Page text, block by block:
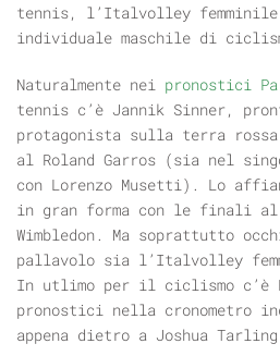
tennis, l’Italvolley femminile
individuale maschile di
Naturalmente nei pronostici
tennis c’è Jannik Sinner,
protagonista sulla terra
al Roland Garros (sia nel
con Lorenzo Musetti). Lo
in gran forma con le finali al
Wimbledon. Ma soprattutto
pallavolo sia l’Italvolley
In utlimo per il ciclismo c’è
pronostici nella cronometro
appena dietro a Joshua